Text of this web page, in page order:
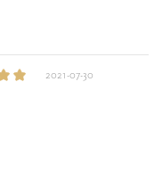
2021-07-30